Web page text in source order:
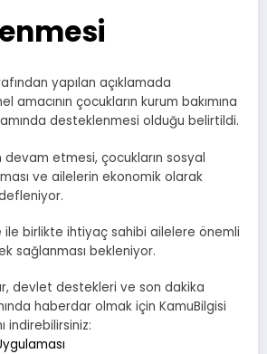
yapılan açıklamada
amacının çocukların kurum bakımına
desteklenmesi olduğu belirtildi.
devam etmesi, çocukların sosyal
ve ailelerin ekonomik olarak
ile birlikte ihtiyaç sahibi ailelere önemli
sağlanması bekleniyor.
devlet destekleri ve son dakika
haberdar olmak için KamuBilgisi
indirebilirsiniz: